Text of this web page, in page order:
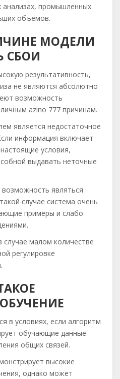
анализах, промышленных
объемов.
МОДЕЛИ
СБОИ
результативность,
не являются абсолютно
возможность
azino 777 причинам.
является недостаточное
информация включает
условия,
выдавать неточные
являться
случае система очень
примеры и слабо
малом количестве
регулировке
в условиях, если алгоритм
обучающие данные
общих связей.
высокие
однако может